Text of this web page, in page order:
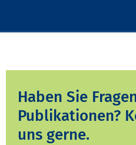
Haben Sie
Publikationen?
uns gerne.